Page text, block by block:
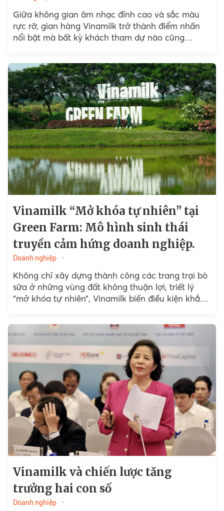
Giữa không gian âm nhạc đỉnh cao và sắc màu
rực rỡ, gian hàng Vinamilk trở thành điểm nhấn
nổi bật mà bất kỳ khách tham dự nào cũng
Vinamilk “Mở khóa tự nhiên” tại
Green Farm: Mô hình sinh thái
truyền cảm hứng doanh nghiệp.
Doanh nghiệp
Không chỉ xây dựng thành công các trang trại bò
sữa ở những vùng đất không thuận lợi, triết lý
“mở khóa tự nhiên”, Vinamilk biến điều kiện khắc
Vinamilk và chiến lược tăng
trưởng hai con số
Doanh nghiệp